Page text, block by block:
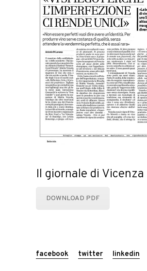
Il giornale di Vicenza
DOWNLOAD PDF
facebook twitter linkedin